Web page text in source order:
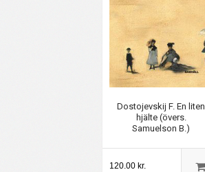
Dostojevskij F. En liten
hjälte (övers.
Samuelson B.)
120.00 kr.